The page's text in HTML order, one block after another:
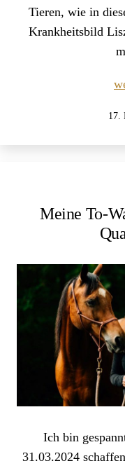
Tieren, wie in
Krankheitsbild
17.
Meine To-
Ich bin
31.03.2024